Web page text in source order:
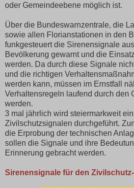
oder Gemeindeebene möglich ist.
Über die Bundeswarnzentrale, die
sowie allen Florianstationen in den
funkgesteuert die Sirenensignale
Bevölkerung gewarnt und die
werden. Da durch diese Signale
und die richtigen
werden kann, müssen im Ernstfall
Verhaltensregeln laufend durch den
werden.
3 mal jährlich wird steiermarkweit
Zivilschutzsignalen durchgeführt.
die Erprobung der technischen
sollen die Signale und ihre
Erinnerung gebracht werden.
Sirenensignale für den